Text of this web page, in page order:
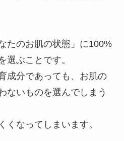
たのお肌の状態」に100%
選ぶことです。
成分であっても、お肌の
ないものを選んでしまう
くなってしまいます。